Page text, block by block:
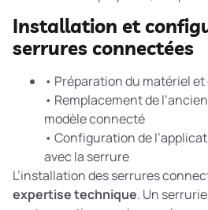
Installation et
serrures connectées
• Préparation du matériel
• Remplacement de
modèle connecté
• Configuration de
avec la serrure
L’installation des serrures
expertise technique. Un